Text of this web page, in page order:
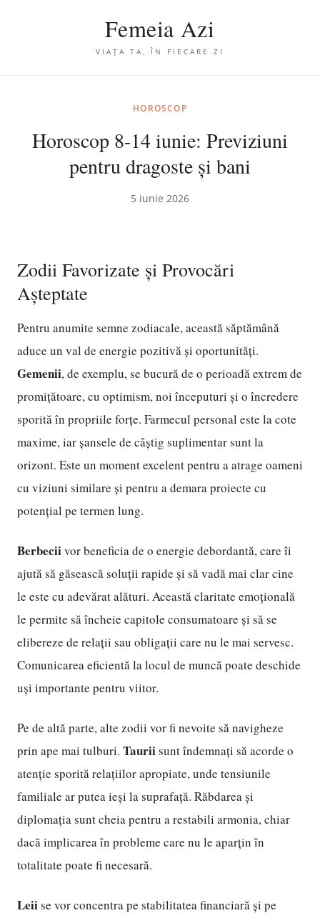
Femeia Azi
VIAȚA TA, ÎN FIECARE ZI
HOROSCOP
Horoscop 8-14 iunie: Previziuni
pentru dragoste și bani
5 iunie 2026
Zodii Favorizate și Provocări
Așteptate
Pentru anumite semne zodiacale, această săptămână
aduce un val de energie pozitivă și oportunități.
Gemenii, de exemplu, se bucură de o perioadă extrem de
promițătoare, cu optimism, noi începuturi și o încredere
sporită în propriile forțe. Farmecul personal este la cote
maxime, iar șansele de câștig suplimentar sunt la
orizont. Este un moment excelent pentru a atrage oameni
cu viziuni similare și pentru a demara proiecte cu
potențial pe termen lung.
Berbeciivor beneficia de o energie debordantă, care îi
ajută să găsească soluții rapide și să vadă mai clar cine
le este cu adevărat alături. Această claritate emoțională
le permite să încheie capitole consumatoare și să se
elibereze de relații sau obligații care nu le mai servesc.
Comunicarea eficientă la locul de muncă poate deschide
uși importante pentru viitor.
Pe de altă parte, alte zodii vor fi nevoite să navigheze
prin ape mai tulburi. Tauriisunt îndemnați să acorde o
atenție sporită relațiilor apropiate, unde tensiunile
familiale ar putea ieși la suprafață. Răbdarea și
diplomația sunt cheia pentru a restabili armonia, chiar
dacă implicarea în probleme care nu le aparțin în
totalitate poate fi necesară.
Leiise vor concentra pe stabilitatea financiară și pe